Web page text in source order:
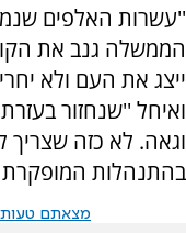
''עשרות האלפים
הממשלה גנב את
ייצג את העם ולא
ואיחל ''שנחזור
וגאה. לא כזה שצריך
בהתנהלות המופקרת
מצאתם טעות